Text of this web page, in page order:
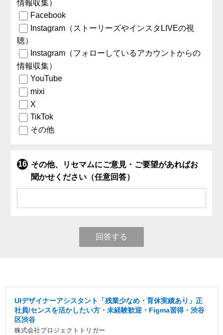
情報収集）
Facebook
Instagram（ストーリーズやインスタLIVEの視
聴）
Instagram（フォローしているアカウントからの
情報収集）
YouTube
mixi
X
TikTok
その他
その他、リセマムにご意見・ご要望があればお
聞かせください（任意回答）
回答する
UIデザイナーアシスタント「残業少なめ・育休実績あり」正
社員/センスを活かしたい方・未経験歓迎・Figma習得・渋谷
区渋谷
株式会社プロジェクトトリガー